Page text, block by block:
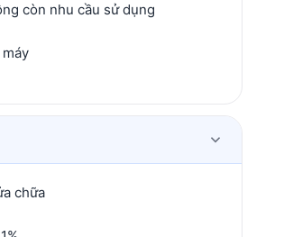
còn nhu cầu sử dụng
chữa